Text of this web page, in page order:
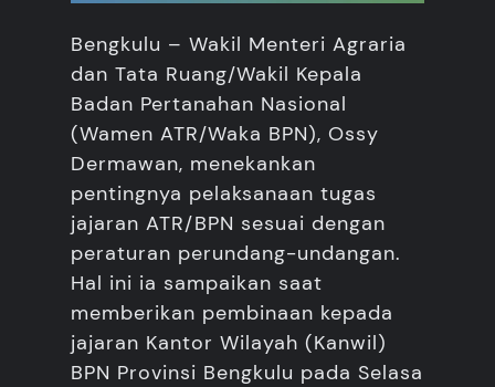
Bengkulu – Wakil Menteri Agraria
dan Tata Ruang/Wakil Kepala
Badan Pertanahan Nasional
(Wamen ATR/Waka BPN), Ossy
Dermawan, menekankan
pentingnya pelaksanaan tugas
jajaran ATR/BPN sesuai dengan
peraturan perundang-undangan.
Hal ini ia sampaikan saat
memberikan pembinaan kepada
jajaran Kantor Wilayah (Kanwil)
BPN Provinsi Bengkulu pada Selasa